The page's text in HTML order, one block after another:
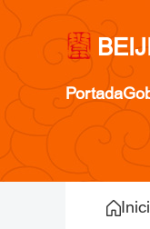
Portada